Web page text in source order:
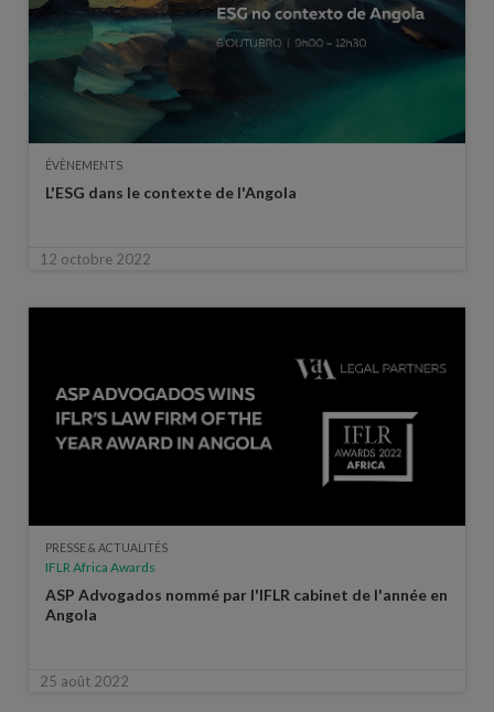
ÉVÈNEMENTS
L'ESG dans le contexte de l'Angola
12 octobre 2022
PRESSE & ACTUALITÉS
IFLR Africa Awards
ASP Advogados nommé par l'IFLR cabinet de l'année en
Angola
25 août 2022